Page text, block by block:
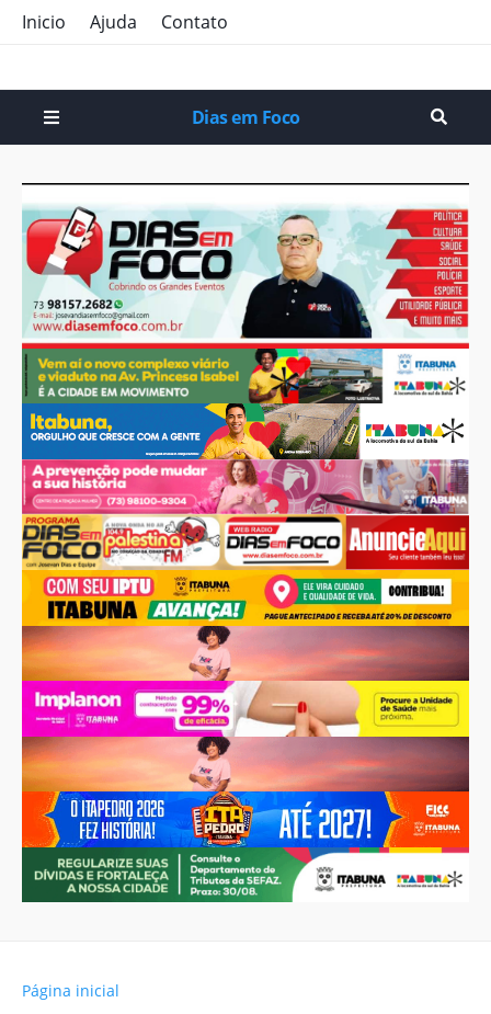
Inicio Ajuda Contato
Dias em Foco
Página inicial